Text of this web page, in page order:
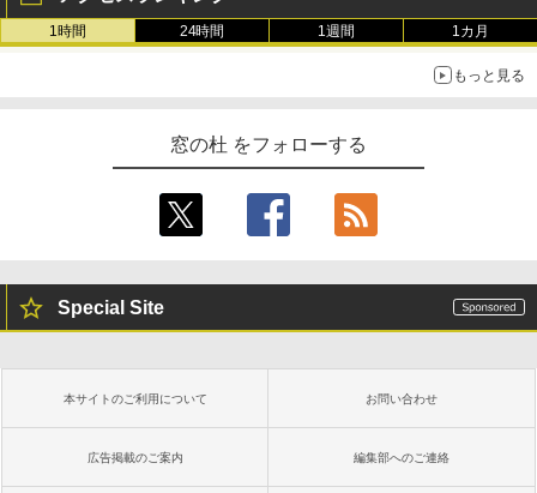
1時間 24時間 1週間 1カ月
もっと見る
窓の杜 をフォローする
Special Site
本サイトのご利用について お問い合わせ
広告掲載のご案内 編集部へのご連絡